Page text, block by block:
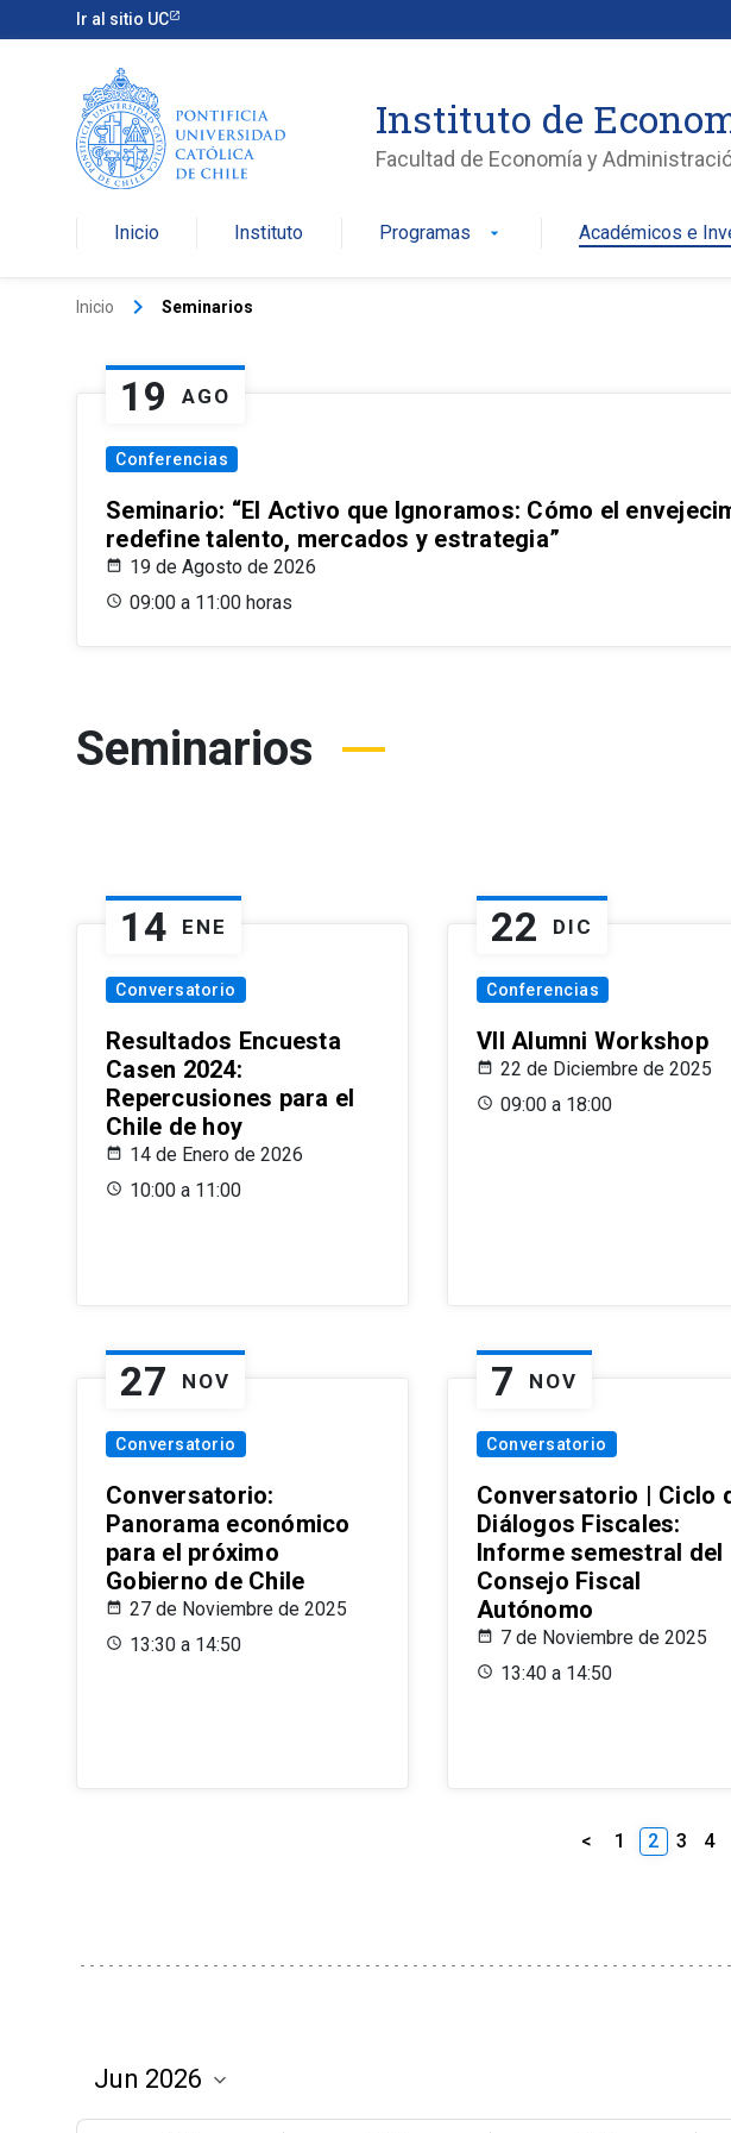
Ir al sitio UC
Instituto de
Facultad de Economía y
Inicio Instituto Programas arrow_drop_down Académicos e
Inicio keyboard_arrow_right Seminarios
19 AGO
Conferencias
Seminario: “El Activo que Ignoramos: Cómo el
redefine talento, mercados y estrategia”
19 de Agosto de 2026
09:00 a 11:00 horas
Seminarios
14 ENE
Conversatorio
Resultados Encuesta
Casen 2024:
Repercusiones para el
Chile de hoy
14 de Enero de 2026
10:00 a 11:00
22 DIC
Conferencias
VII Alumni Workshop
22 de Diciembre de 2025
09:00 a 18:00
27 NOV
Conversatorio
Conversatorio:
Panorama económico
para el próximo
Gobierno de Chile
27 de Noviembre de 2025
13:30 a 14:50
7 NOV
Conversatorio
Conversatorio | Ciclo
Diálogos Fiscales:
Informe semestral del
Consejo Fiscal
Autónomo
7 de Noviembre de 2025
13:40 a 14:50
< 1 2 3 4